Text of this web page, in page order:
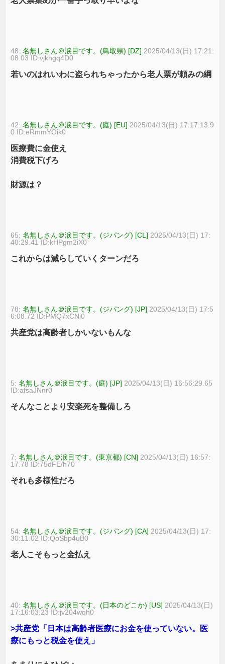
48:名無しさん＠涙目です。(鳥取県) [DZ] 2025/04/13(日) 17:21:
08.03 ID:vjkhgq4D0
若いのはれいわに盗られちゃったから老人票が頼みの綱
42:名無しさん＠涙目です。(庭) [EU] 2025/04/13(日) 17:17:13.9
0 ID:eRmmYOik0
医療費に金使え
消費税下げろ
財源は？
65:名無しさん＠涙目です。(ジパング) [CL] 2025/04/13(日) 17:
40:29.41 ID:kHPgm2iX0
これからは減らしていくターンだろ
78:名無しさん＠涙目です。(ジパング) [JP] 2025/04/13(日) 17:5
6:08.72 ID:PMQ7xCNi0
共産党は高齢者しかいないもんな
5:名無しさん＠涙目です。(庭) [JP] 2025/04/13(日) 16:56:29.65
ID:afsaJNnr0
そんなことより安楽死を整備しろ
7:名無しさん＠涙目です。(東京都) [CN] 2025/04/13(日) 16:57:
17.78 ID:75dFE/h70
それも多様性だろ
54:名無しさん＠涙目です。(ジパング) [CA] 2025/04/13(日) 17:
30:11.02 ID:QoSbp4uB0
老人こそもっと金払え
40:名無しさん＠涙目です。(日本のどこか) [US] 2025/04/13(日)
17:16:03.23 ID:jv204wqh0
>共産党「日本は高齢者医療にお金を使っていない。医
療にもっと税金を使え」